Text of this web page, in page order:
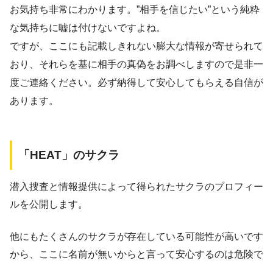
お気持ち非常にわかります。”相手を信じたい”という純粋
な気持ちに嘘は付けないですよね。
ですが、ここにも記載しきれない膨大な情報が寄せられて
おり、それらを基に相手の真偽をお調べしますので是非一
度ご連絡ください。必ず納得して安心してもらえる自信が
あります。
「HEAT」のサクラ
潜入捜査と情報提供によって得られたサクラのプロフィー
ルを公開します。
他にもたくさんのサクラが存在している可能性が高いです
から、ここに名前が無いからと言って安心するのは危険で